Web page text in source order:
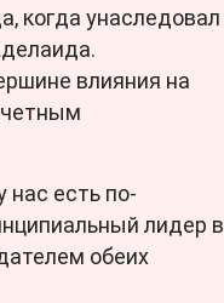
когда унаследовал
влияния на
нас есть по-
лидер в
обеих